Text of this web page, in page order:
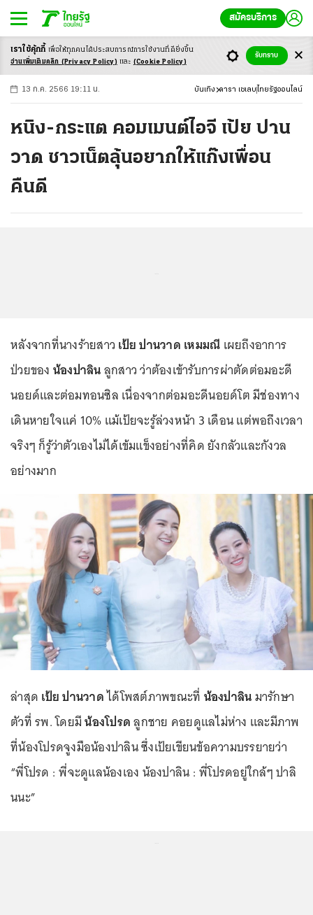
สมัครบริการ
-ก ก ก+
13 ก.ค. 2566 19:11 น. บันเทิง ดารา เซเลบ ไทยรัฐออนไลน์
หนิง-กระแต คอมเมนต์ไอจี เป้ย ปาน
วาด ชาวเน็ตลุ้นอยากให้แก๊งเพื่อน
คืนดี
หลังจากที่นางร้ายสาว เป้ย ปานวาด เหมมณี เผยถึงอาการ
ป่วยของ น้องปาลินลูกสาว ว่าต้องเข้ารับการผ่าตัดต่อมอะดี
นอยด์และต่อมทอนซิล เนื่องจากต่อมอะดีนอยด์โต มีช่องทาง
เดินหายใจแค่ 10% แม้เป้ยจะรู้ล่วงหน้า 3 เดือน แต่พอถึงเวลา
จริงๆ ก็รู้ว่าตัวเองไม่ได้เข้มแข็งอย่างที่คิด ยังกลัวและกังวล
อย่างมาก
ล่าสุด เป้ย ปานวาดได้โพสต์ภาพขณะที่ น้องปาลินมารักษา
ตัวที่ รพ. โดยมีน้องโปรดลูกชาย คอยดูแลไม่ห่าง และมีภาพ
ที่น้องโปรดจูงมือน้องปาลิน ซึ่งเป้ยเขียนข้อความบรรยายว่า
“พี่โปรด : พี่จะดูแลน้องเอง น้องปาลิน : พี่โปรดอยู่ใกล้ๆ ปาลิ
นนะ”
เราใช้คุ้กกี้ เพื่อให้ทุกคนได้ประสบการณ์การใช้งานที่ดียิ่งขึ้น
อ่านเพิ่มเติมคลิก (Privacy Policy) และ (Cookie Policy)
รับทราบ